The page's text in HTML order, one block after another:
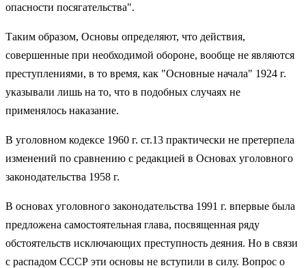
опасности посягательства".
Таким образом, Основы определяют, что действия,
совершенные при необходимой обороне, вообще не являются
преступлениями, в то время, как "Основные начала" 1924 г.
указывали лишь на то, что в подобных случаях не
применялось наказание.
В уголовном кодексе 1960 г. ст.13 практически не претерпела
изменений по сравнению с редакцией в Основах уголовного
законодательства 1958 г.
В основах уголовного законодательства 1991 г. впервые была
предложена самостоятельная глава, посвященная ряду
обстоятельств исключающих преступность деяния. Но в связи
с распадом СССР эти основы не вступили в силу. Вопрос о